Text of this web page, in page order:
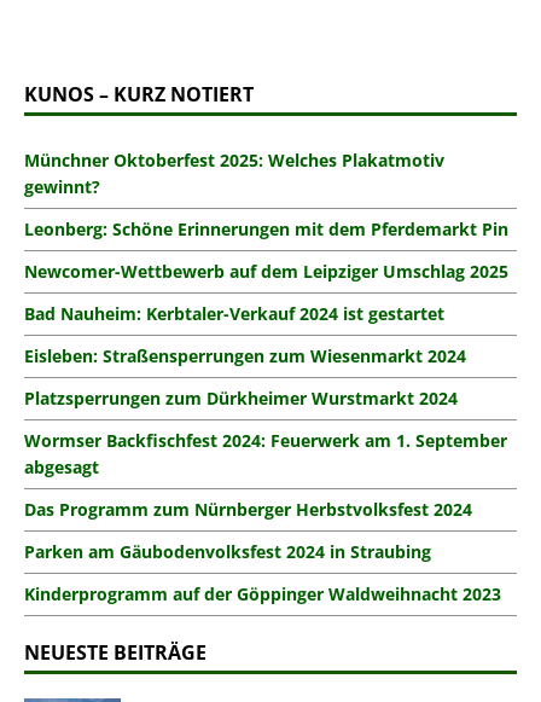
KUNOS – KURZ NOTIERT
Münchner Oktoberfest 2025: Welches Plakatmotiv
gewinnt?
Leonberg: Schöne Erinnerungen mit dem Pferdemarkt Pin
Newcomer-Wettbewerb auf dem Leipziger Umschlag 2025
Bad Nauheim: Kerbtaler-Verkauf 2024 ist gestartet
Eisleben: Straßensperrungen zum Wiesenmarkt 2024
Platzsperrungen zum Dürkheimer Wurstmarkt 2024
Wormser Backfischfest 2024: Feuerwerk am 1. September
abgesagt
Das Programm zum Nürnberger Herbstvolksfest 2024
Parken am Gäubodenvolksfest 2024 in Straubing
Kinderprogramm auf der Göppinger Waldweihnacht 2023
NEUESTE BEITRÄGE